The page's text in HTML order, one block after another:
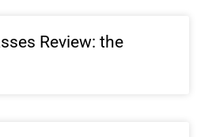
Review: the